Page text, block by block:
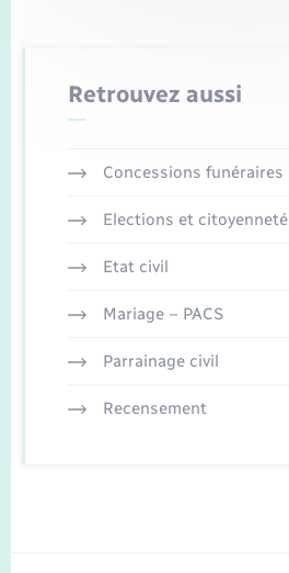
Retrouvez aussi
Concessions funéraires
Elections et citoyenneté
Etat civil
Mariage – PACS
Parrainage civil
Recensement